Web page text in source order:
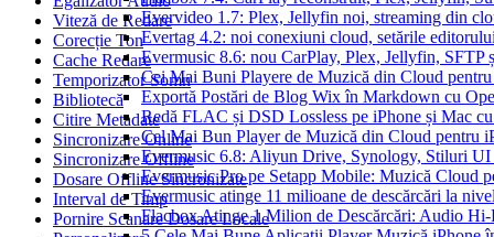
Evervideo 1.7: Plex, Jellyfin noi, streaming din
Evertag 4.2: noi conexiuni cloud, setările
Evermusic 8.6: nou CarPlay, Plex, Jellyfin, SFTP
Cei Mai Buni Playere de Muzică din Cloud
Exportă Postări de Blog Wix în Markdown cu
Redă FLAC și DSD Lossless pe iPhone și Mac
Cel Mai Bun Player de Muzică din Cloud pentru
Evermusic 6.8: Aliyun Drive, Synology, Stiluri
Evermusic Pro pe Setapp Mobile: Muzică Cloud
Evermusic atinge 11 milioane de descărcări la
Flacbox Atinge 1 Milion de Descărcări: Audio Hi-
Viteză de Redare
Corecție Ton
Cache Redare
Temporizator Somn
Bibliotecă
Citire Metadate
Sincronizare Online
Sincronizare Offline
Dosare Offline Sincronizate
Interval de Timp
Pornire Scanare Dosare Locale